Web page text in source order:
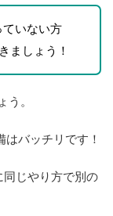
いない方
ましょう！
。
バッチリです！
じやり方で別の